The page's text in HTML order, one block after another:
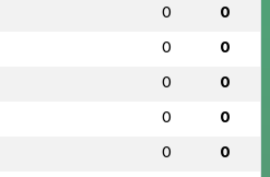
0 0
0 0
0 0
0 0
0 0